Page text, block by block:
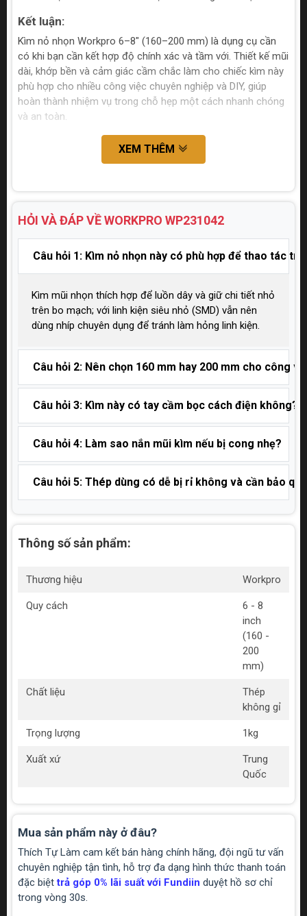
Kết luận:
Kìm nỏ nhọn Workpro 6–8" (160–200 mm) là dụng cụ cần
có khi bạn cần kết hợp độ chính xác và tầm với. Thiết kế mũi
dài, khớp bền và cảm giác cầm chắc làm cho chiếc kìm này
phù hợp cho nhiều công việc chuyên nghiệp và DIY, giúp
hoàn thành nhiệm vụ trong chỗ hẹp một cách nhanh chóng
và an toàn.
XEM THÊM
HỎI VÀ ĐÁP VỀ WORKPRO WP231042
Câu hỏi 1: Kìm nỏ nhọn này có phù hợp để thao tác
Kìm mũi nhọn thích hợp để luồn dây và giữ chi tiết nhỏ
trên bo mạch; với linh kiện siêu nhỏ (SMD) vẫn nên
dùng nhíp chuyên dụng để tránh làm hỏng linh kiện.
Câu hỏi 2: Nên chọn 160 mm hay 200 mm cho công
Câu hỏi 3: Kìm này có tay cầm bọc cách điện không?
Câu hỏi 4: Làm sao nắn mũi kìm nếu bị cong nhẹ?
Câu hỏi 5: Thép dùng có dễ bị rỉ không và cần bảo
Thông số sản phẩm:
Thương hiệu Workpro
Quy cách
6 - 8
inch
(160 -
200
mm)
Chất liệu
Thép
không gỉ
Trọng lượng 1kg
Xuất xứ
Trung
Quốc
Mua sản phẩm này ở đâu?
Thích Tự Làm cam kết bán hàng chính hãng, đội ngũ tư vấn
chuyên nghiệp tận tình, hỗ trợ đa dạng hình thức thanh toán
đặc biệttrả góp 0% lãi suất với Fundiin duyệt hồ sơ chỉ
trong vòng 30s.